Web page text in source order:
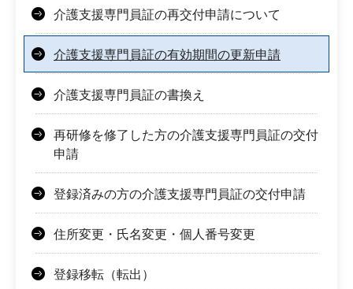
介護支援専門員証の再交付申請について
介護支援専門員証の有効期間の更新申請
介護支援専門員証の書換え
再研修を修了した方の介護支援専門員証の交付
申請
登録済みの方の介護支援専門員証の交付申請
住所変更・氏名変更・個人番号変更
登録移転（転出）